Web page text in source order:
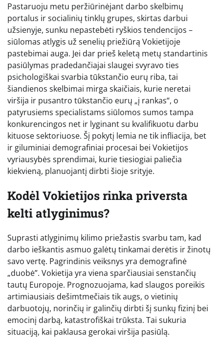
Pastaruoju metu peržiūrinėjant darbo skelbimų
portalus ir socialinių tinklų grupes, skirtas darbui
užsienyje, sunku nepastebėti ryškios tendencijos –
siūlomas atlygis už senelių priežiūrą Vokietijoje
pastebimai auga. Jei dar prieš keletą metų standartinis
pasiūlymas pradedančiajai slaugei svyravo ties
psichologiškai svarbia tūkstančio eurų riba, tai
šiandienos skelbimai mirga skaičiais, kurie neretai
viršija ir pusantro tūkstančio eurų „į rankas“, o
patyrusiems specialistams siūlomos sumos tampa
konkurencingos net ir lyginant su kvalifikuotu darbu
kituose sektoriuose. Šį pokytį lemia ne tik infliacija, bet
ir giluminiai demografiniai procesai bei Vokietijos
vyriausybės sprendimai, kurie tiesiogiai paliečia
kiekvieną, planuojantį dirbti šioje srityje.
Kodėl Vokietijos rinka priversta
kelti atlyginimus?
Suprasti atlyginimų kilimo priežastis svarbu tam, kad
darbo ieškantis asmuo galėtų tinkamai derėtis ir žinotų
savo vertę. Pagrindinis veiksnys yra demografinė
„duobė”. Vokietija yra viena sparčiausiai senstančių
tautų Europoje. Prognozuojama, kad slaugos poreikis
artimiausiais dešimtmečiais tik augs, o vietinių
darbuotojų, norinčių ir galinčių dirbti šį sunkų fizinį bei
emocinį darbą, katastrofiškai trūksta. Tai sukuria
situaciją, kai paklausa gerokai viršija pasiūlą.